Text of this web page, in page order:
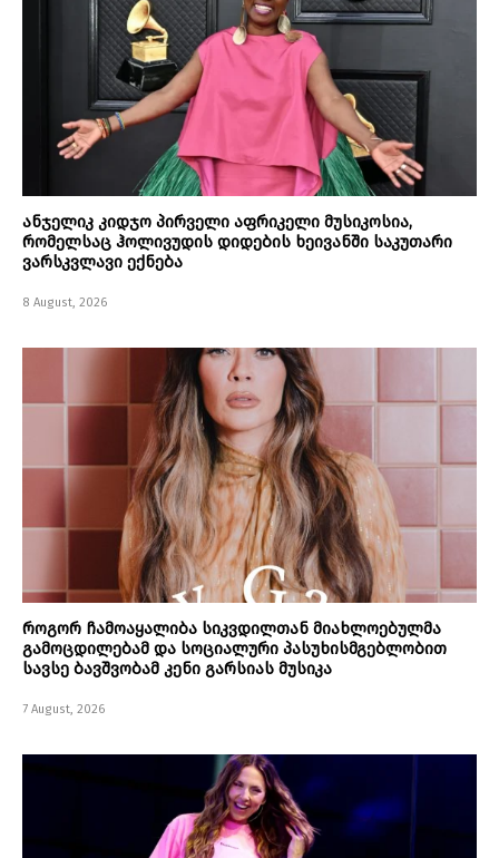
ანჯელიკ კიდჯო პირველი აფრიკელი მუსიკოსია,
რომელსაც ჰოლივუდის დიდების ხეივანში საკუთარი
ვარსკვლავი ექნება
8 August, 2026
როგორ ჩამოაყალიბა სიკვდილთან მიახლოებულმა
გამოცდილებამ და სოციალური პასუხისმგებლობით
სავსე ბავშვობამ კენი გარსიას მუსიკა
7 August, 2026